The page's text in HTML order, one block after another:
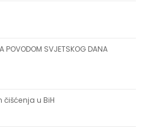
POVODOM SVJETSKOG DANA
čišćenja u BiH